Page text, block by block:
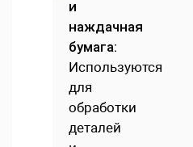
и
наждачная
бумага:
Используются
для
обработки
деталей